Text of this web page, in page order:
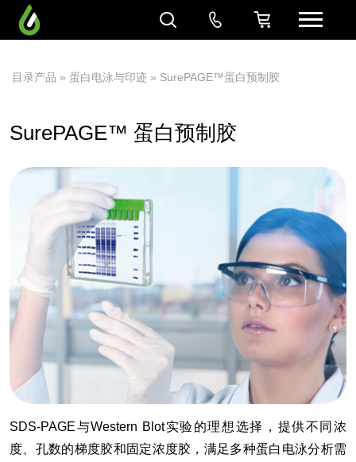
目录产品 » 蛋白电泳与印迹 » SurePAGE™蛋白预制胶
SurePAGE™ 蛋白预制胶
SDS-PAGE与Western Blot实验的理想选择，提供不同浓
度、孔数的梯度胶和固定浓度胶，满足多种蛋白电泳分析需